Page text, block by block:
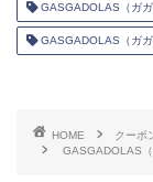
GASGADOLAS（ガ
GASGADOLAS（ガ
HOME
クーポ
GASGADOLAS